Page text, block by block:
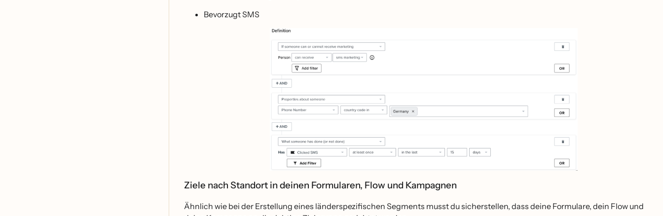
Bevorzugt SMS
Ziele nach Standort in deinen Formularen, Flow und Kampagnen
Ähnlich wie bei der Erstellung eines länderspezifischen Segments musst du sicherstellen, dass deine Formulare, dein Flow und